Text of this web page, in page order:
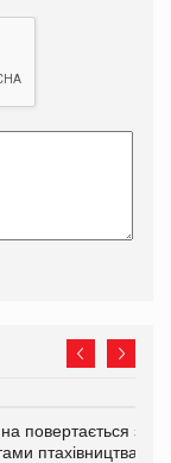
повертається з
птахівництва